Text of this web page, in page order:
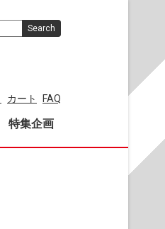
カート FAQ
特集企画
Search